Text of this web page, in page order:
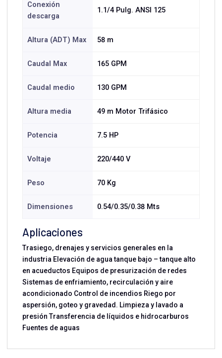
Conexión
descarga
1.1/4 Pulg. ANSI 125
Altura (ADT) Max 58 m
Caudal Max 165 GPM
Caudal medio 130 GPM
Altura media 49 m Motor Trifásico
Potencia 7.5 HP
Voltaje 220/440 V
Peso 70 Kg
Dimensiones 0.54/0.35/0.38 Mts
Aplicaciones
Trasiego, drenajes y servicios generales en la
industria Elevación de agua tanque bajo – tanque alto
en acueductos Equipos de presurización de redes
Sistemas de enfriamiento, recirculación y aire
acondicionado Control de incendios Riego por
aspersión, goteo y gravedad. Limpieza y lavado a
presión Transferencia de líquidos e hidrocarburos
Fuentes de aguas